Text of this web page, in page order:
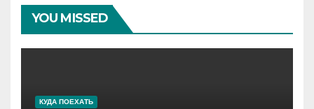
YOU MISSED
КУДА ПОЕХАТЬ